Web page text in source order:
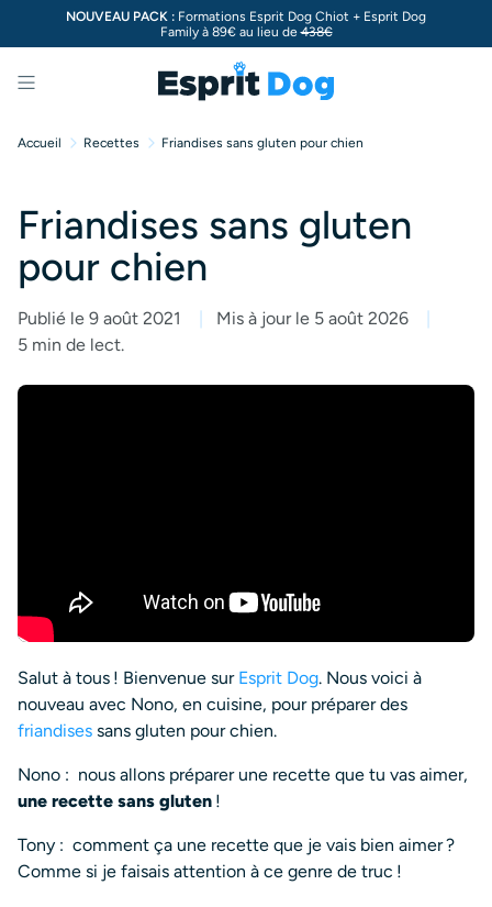
NOUVEAU PACK : Formations Esprit Dog Chiot + Esprit Dog
Family à 89€ au lieu de438€
Menu
Accueil Recettes Friandises sans gluten pour chien
Friandises sans gluten
pour chien
Publié le 9 août 2021
Mis à jour le 5 août 2026
5 min de lect.
Salut à tous ! Bienvenue sur Esprit Dog. Nous voici à
nouveau avec Nono, en cuisine, pour préparer des
friandises sans gluten pour chien.
Nono : nous allons préparer une recette que tu vas aimer,
une recette sans gluten !
Tony : comment ça une recette que je vais bien aimer ?
Comme si je faisais attention à ce genre de truc !